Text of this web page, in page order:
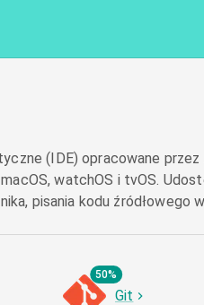
(IDE) opracowane przez
watchOS i tvOS.
pisania kodu źródłowego
50%
Git